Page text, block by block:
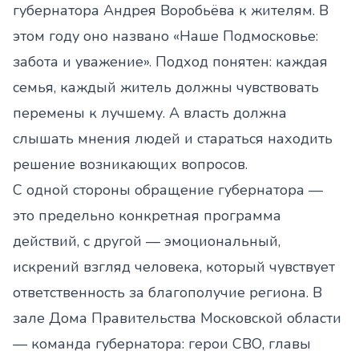
губернатора Андрея Воробьёва к жителям. В
этом году оно названо «Наше Подмосковье:
забота и уважение». Подход понятен: каждая
семья, каждый житель должны чувствовать
перемены к лучшему. А власть должна
слышать мнения людей и стараться находить
решение возникающих вопросов.
С одной стороны обращение губернатора —
это предельно конкретная программа
действий, с другой — эмоциональный,
искрений взгляд человека, который чувствует
ответственность за благополучие региона. В
зале Дома Правительства Московской области
— команда губернатора: герои СВО, главы